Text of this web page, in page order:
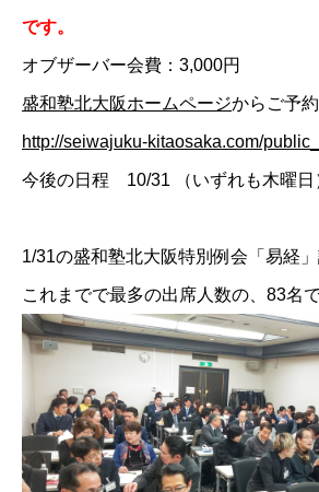
です。
オブザーバー会費：3,000円
盛和塾北大阪ホームページからご予
http://seiwajuku-kitaosaka.com/
今後の日程 10/31 （いずれも木曜日
1/31の盛和塾北大阪特別例会「易経
これまでで最多の出席人数の、83名